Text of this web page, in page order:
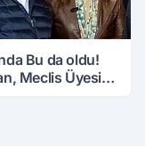
Bu da oldu!
Meclis Üyesini